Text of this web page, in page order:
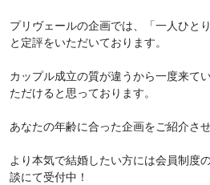
プリヴェールの企画では、「一人ひと
と定評をいただいております。
カップル成立の質が違うから一度来て
ただけると思っております。
あなたの年齢に合った企画をご紹介さ
より本気で結婚したい方には会員制度
談にて受付中！